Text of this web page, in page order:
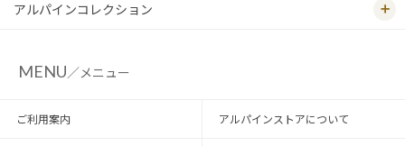
アルパインコレクション
MENU／メニュー
ご利用案内 アルパインストアについて